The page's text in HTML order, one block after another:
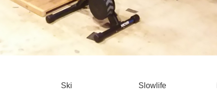
Ski Slowlife